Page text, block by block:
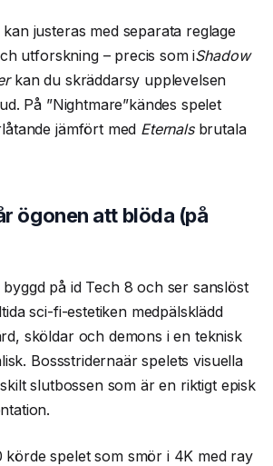
justeras med separata reglage
utforskning – precis som iShadow
kan du skräddarsy upplevelsen
På ”Nightmare”kändes spelet
jämfört med Eternals brutala
ögonen att blöda (på
byggd på id Tech 8 och ser sanslöst
sci-fi-estetiken medpälsklädd
sköldar och demons i en teknisk
Bossstridernaär spelets visuella
slutbossen som är en riktigt episk
körde spelet som smör i 4K med ray